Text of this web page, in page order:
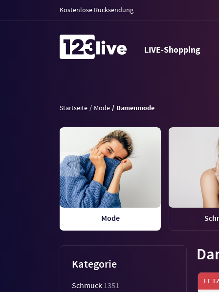
Kostenlose Rücksendung
LIVE-Shopping
Startseite Mode Damenmode
Mode
Kategorie
Schmuck 1351